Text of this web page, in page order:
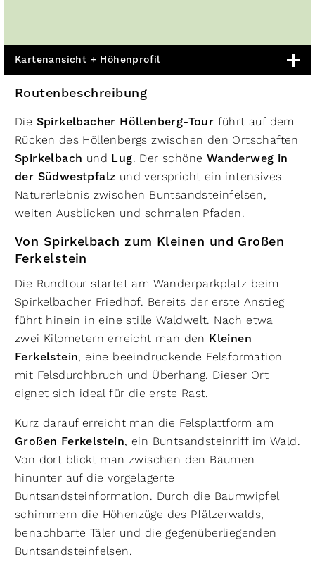
Kartenansicht + Höhenprofil
Routenbeschreibung
Die Spirkelbacher Höllenberg-Tour führt auf dem
Rücken des Höllenbergs zwischen den Ortschaften
Spirkelbach und Lug. Der schöne Wanderweg in
der Südwestpfalz und verspricht ein intensives
Naturerlebnis zwischen Buntsandsteinfelsen,
weiten Ausblicken und schmalen Pfaden.
Von Spirkelbach zum Kleinen und Großen
Ferkelstein
Die Rundtour startet am Wanderparkplatz beim
Spirkelbacher Friedhof. Bereits der erste Anstieg
führt hinein in eine stille Waldwelt. Nach etwa
zwei Kilometern erreicht man den Kleinen
Ferkelstein, eine beeindruckende Felsformation
mit Felsdurchbruch und Überhang. Dieser Ort
eignet sich ideal für die erste Rast.
Kurz darauf erreicht man die Felsplattform am
Großen Ferkelstein, ein Buntsandsteinriff im Wald.
Von dort blickt man zwischen den Bäumen
hinunter auf die vorgelagerte
Buntsandsteinformation. Durch die Baumwipfel
schimmern die Höhenzüge des Pfälzerwalds,
benachbarte Täler und die gegenüberliegenden
Buntsandsteinfelsen.